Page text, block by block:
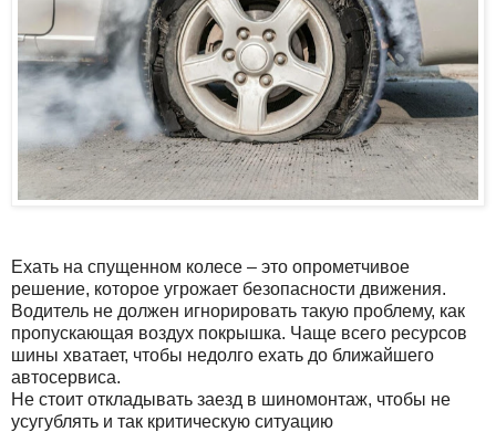
Ехать на спущенном колесе – это опрометчивое
решение, которое угрожает безопасности движения.
Водитель не должен игнорировать такую проблему, как
пропускающая воздух покрышка. Чаще всего ресурсов
шины хватает, чтобы недолго ехать до ближайшего
автосервиса.
Не стоит откладывать заезд в шиномонтаж, чтобы не
усугублять и так критическую ситуацию